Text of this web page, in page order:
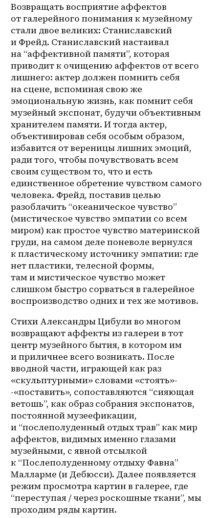
Возвращать восприятие аффектов
от галерейного понимания к музейному
стали двое великих: Станиславский
и Фрейд. Станиславский настаивал
на “аффективной памяти”, которая
приводит к очищению аффектов от всего
лишнего: актер должен помнить себя
на сцене, вспоминая свою же
эмоциональную жизнь, как помнит себя
музейный экспонат, будучи объективным
хранителем памяти. И тогда актер,
объективировав себя особым образом,
избавится от вереницы лишних эмоций,
ради того, чтобы почувствовать всем
своим существом то, что и есть
единственное обретение чувством самого
человека. Фрейд, поставив целью
разоблачить “океаническое чувство”
(мистическое чувство эмпатии со всем
миром) как простое чувство материнской
груди, на самом деле поневоле вернулся
к пластическому источнику эмпатии: где
нет пластики, телесной формы,
там и мистическое чувство может
слишком быстро сорваться в галерейное
воспроизводство одних и тех же мотивов.
Стихи Александры Цибули во многом
возвращают аффекты из галереи в тот
центр музейного бытия, в котором им
и приличнее всего возникать. После
вводной части, играющей как раз
«скульптурными» словами «стоять»-
-«поставить», сопоставляются “сияющая
ветошь”, как образ собрания экспонатов,
постоянной музеефикации,
и “послеполуденный отдых трав” как мир
аффектов, видимых именно глазами
музейными, с явной отсылкой
к “Послеполуденному отдыху Фавна”
Малларме (и Дебюсси). Далее появляется
режим просмотра картин в галерее, где
“переступая / через роскошные ткани”, мы
проходим ряды картин.